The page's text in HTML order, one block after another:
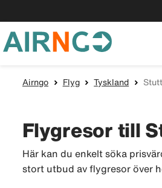
Airngo Flyg Tyskland
Flygresor till
Här kan du enkelt söka
stort utbud av flygresor över